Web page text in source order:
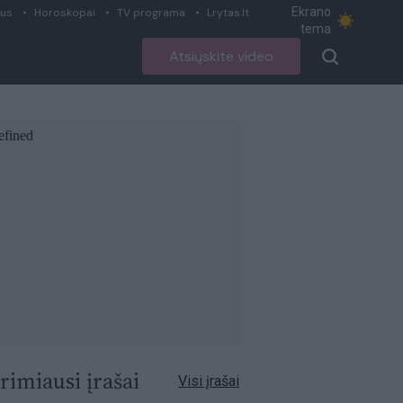
Horoskopai TV programa Lrytas.lt
Ekrano
tema
Atsiųskite video
įrašai Visi įrašai